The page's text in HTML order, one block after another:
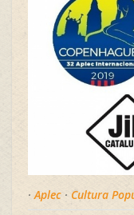
·Aplec · Cultura